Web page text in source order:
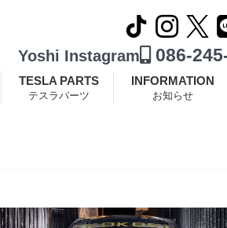
Yoshi Instagram 086-
TESLA PARTS
テスラパーツ
INFORMATION
お知らせ